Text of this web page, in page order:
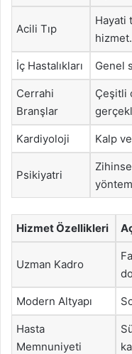
Acili Tıp
Hayati
hizmet.
İç Hastalıkları Genel
Cerrahi
Branşlar
Çeşitli
Kardiyoloji Kalp
Psikiyatri
Hizmet Özellikleri
Uzman Kadro
Modern Altyapı
Hasta
Memnuniyeti